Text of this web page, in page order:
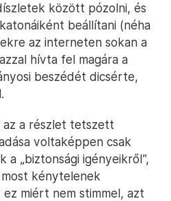
között pózolni, és
beállítani (néha
az interneten sokan a
hívta fel magára a
beszédét dicsérte,
az a részlet tetszett
voltaképpen csak
„biztonsági igényeikről”,
kénytelenek
miért nem stimmel, azt